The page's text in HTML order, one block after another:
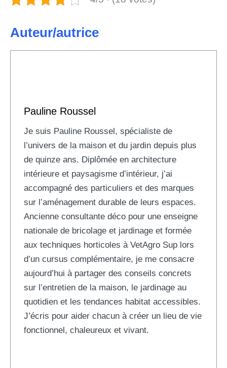
Auteur/autrice
Pauline Roussel
Je suis Pauline Roussel, spécialiste de
l’univers de la maison et du jardin depuis plus
de quinze ans. Diplômée en architecture
intérieure et paysagisme d’intérieur, j’ai
accompagné des particuliers et des marques
sur l’aménagement durable de leurs espaces.
Ancienne consultante déco pour une enseigne
nationale de bricolage et jardinage et formée
aux techniques horticoles à VetAgro Sup lors
d’un cursus complémentaire, je me consacre
aujourd’hui à partager des conseils concrets
sur l’entretien de la maison, le jardinage au
quotidien et les tendances habitat accessibles.
J’écris pour aider chacun à créer un lieu de vie
fonctionnel, chaleureux et vivant.